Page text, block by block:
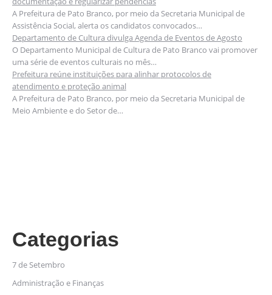
A Prefeitura de Pato Branco, por meio da Secretaria Municipal de
Assistência Social, alerta os candidatos convocados…
Departamento de Cultura divulga Agenda de Eventos de Agosto
O Departamento Municipal de Cultura de Pato Branco vai promover
uma série de eventos culturais no mês…
Prefeitura reúne instituições para alinhar protocolos de
atendimento e proteção animal
A Prefeitura de Pato Branco, por meio da Secretaria Municipal de
Meio Ambiente e do Setor de…
Categorias
7 de Setembro
Administração e Finanças